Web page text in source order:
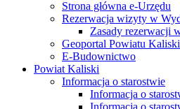
Strona główna e-Urzędu
Rezerwacja wizyty w
Zasady rezerwacji
Geoportal Powiatu
E-Budownictwo
Powiat Kaliski
Informacja o starostwie
Informacja o
Informacja o